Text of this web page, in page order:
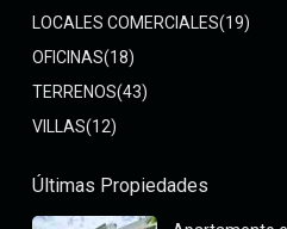
LOCALES COMERCIALES(19)
OFICINAS(18)
TERRENOS(43)
VILLAS(12)
Últimas Propiedades